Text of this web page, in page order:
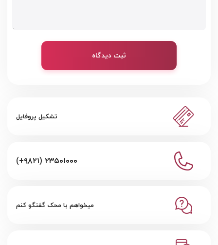
ثبت دیدگاه
تشکیل پروفایل
(+۹۸۲۱) ۲۳۵۰۱۰۰۰
میخواهم با محک گفتگو کنم